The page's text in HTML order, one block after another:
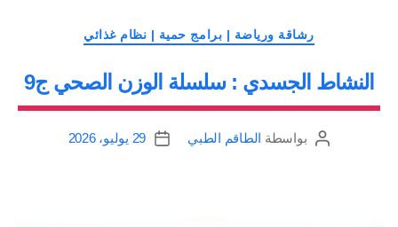
الصحيالتصنيفات
رشاقة ورياضة | برامج حمية | نظام غذائي
النشاط الجسدي : سلسلة الوزن الصحي ج9
كاتببواسطة الطاقم الطبي
تاريخ29 يوليو، 2026